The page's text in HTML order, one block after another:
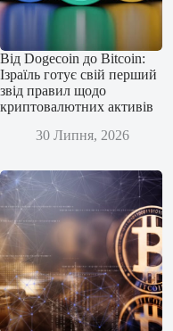
Від Dogecoin до Bitcoin:
Ізраїль готує свій перший
звід правил щодо
криптовалютних активів
30 Липня, 2026